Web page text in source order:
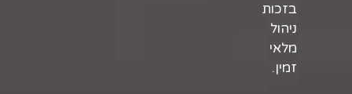
בזכות
ניהול
מלאי
זמין.